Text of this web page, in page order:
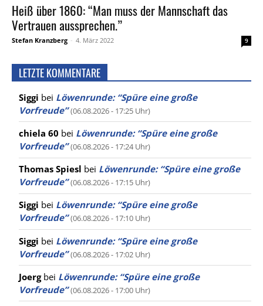
Heiß über 1860: “Man muss der Mannschaft das
Vertrauen aussprechen.”
Stefan Kranzberg - 4. März 2022 9
LETZTE KOMMENTARE
Siggi bei Löwenrunde: “Spüre eine große
Vorfreude” (06.08.2026 - 17:25 Uhr)
chiela 60 bei Löwenrunde: “Spüre eine große
Vorfreude” (06.08.2026 - 17:24 Uhr)
Thomas Spiesl bei Löwenrunde: “Spüre eine große
Vorfreude” (06.08.2026 - 17:15 Uhr)
Siggi bei Löwenrunde: “Spüre eine große
Vorfreude” (06.08.2026 - 17:10 Uhr)
Siggi bei Löwenrunde: “Spüre eine große
Vorfreude” (06.08.2026 - 17:02 Uhr)
Joergbei Löwenrunde: “Spüre eine große
Vorfreude” (06.08.2026 - 17:00 Uhr)